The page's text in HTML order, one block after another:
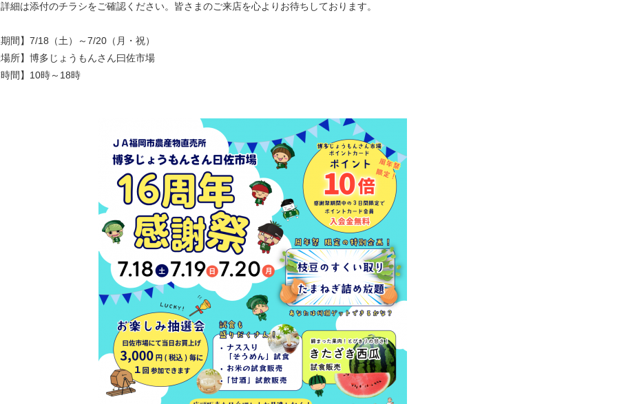
細は添付のチラシをご確認ください。皆さまのご来店を心よりお待ちしております。
間】7/18（土）～7/20（月・祝）
所】博多じょうもんさん曰佐市場
間】10時～18時